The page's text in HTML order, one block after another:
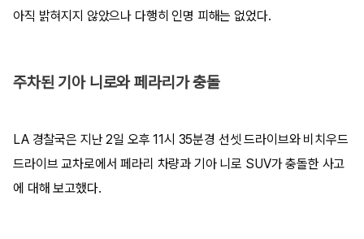
아직 밝혀지지 않았으나 다행히 인명 피해는 없었다.
주차된 기아 니로와 페라리가 충돌
LA 경찰국은 지난 2일 오후 11시 35분경 선셋 드라이브와 비치우드
드라이브 교차로에서 페라리 차량과 기아 니로 SUV가 충돌한 사고
에 대해 보고했다.